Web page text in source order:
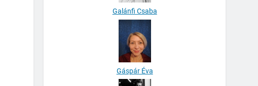
Galánfi Csaba
Gáspár Éva